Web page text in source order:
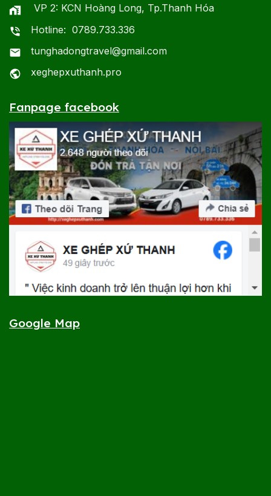
VP 2: KCN Hoàng Long, Tp.Thanh Hóa
Hotline: 0789.733.336
tunghadongtravel@gmail.com
xeghepxuthanh.pro
Fanpage facebook
Google Map